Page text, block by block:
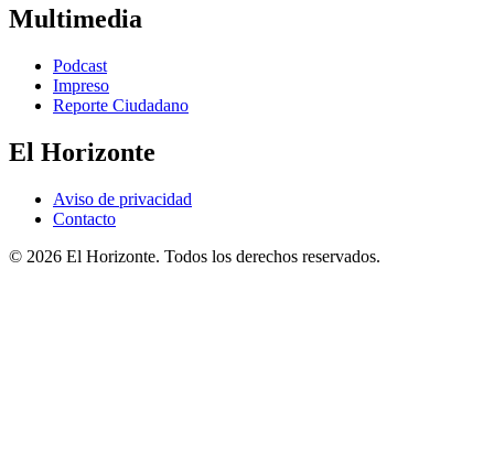
Multimedia
Podcast
Impreso
Reporte Ciudadano
El Horizonte
Aviso de privacidad
Contacto
© 2026 El Horizonte. Todos los derechos reservados.